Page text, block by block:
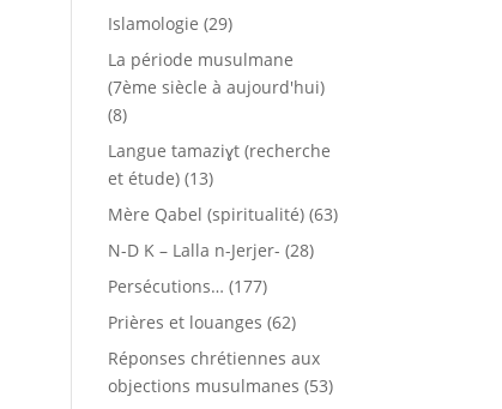
Islamologie (29)
La période musulmane
(7ème siècle à aujourd'hui)
(8)
Langue tamaziɣt (recherche
et étude) (13)
Mère Qabel (spiritualité) (63)
N-D K – Lalla n-Jerjer- (28)
Persécutions… (177)
Prières et louanges (62)
Réponses chrétiennes aux
objections musulmanes (53)